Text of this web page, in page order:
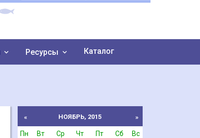
Ресурсы Каталог
« НОЯБРЬ, 2015 »
Пн Вт Ср Чт Пт Сб
Вс